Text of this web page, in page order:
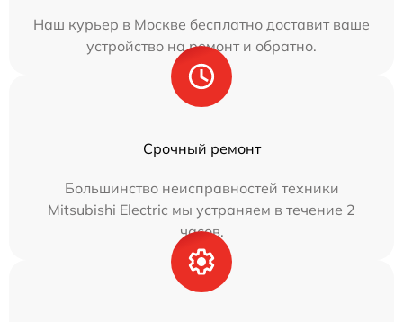
Наш курьер в Москве бесплатно доставит ваше
устройство на ремонт и обратно.
Срочный ремонт
Большинство неисправностей техники
Mitsubishi Electric мы устраняем в течение 2
часов.